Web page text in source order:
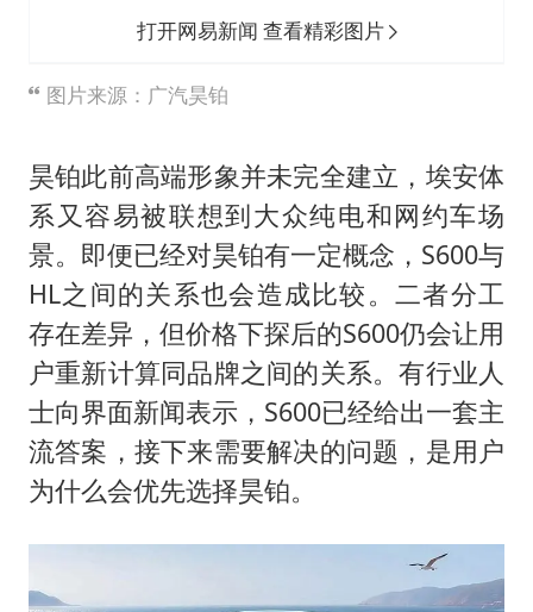
打开网易新闻 查看精彩图片
图片来源：广汽昊铂
昊铂此前高端形象并未完全建立，埃安体
系又容易被联想到大众纯电和网约车场
景。即便已经对昊铂有一定概念，S600与
HL之间的关系也会造成比较。二者分工
存在差异，但价格下探后的S600仍会让用
户重新计算同品牌之间的关系。有行业人
士向界面新闻表示，S600已经给出一套主
流答案，接下来需要解决的问题，是用户
为什么会优先选择昊铂。